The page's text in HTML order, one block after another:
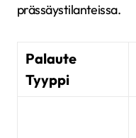
prässäystilanteissa.
Palaute
Tyyppi